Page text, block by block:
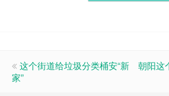
这个街道给垃圾分类桶安“新
家”
朝阳这